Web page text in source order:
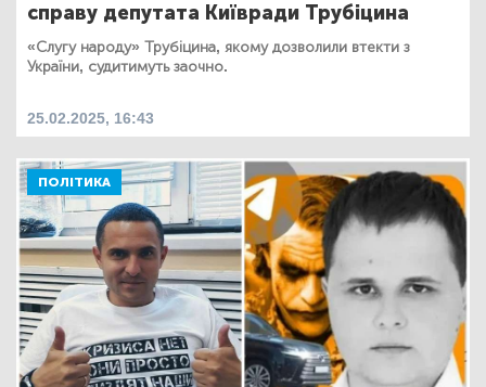
справу депутата Київради Трубіцина
«Слугу народу» Трубіцина, якому дозволили втекти з
України, судитимуть заочно.
25.02.2025, 16:43
ПОЛІТИКА